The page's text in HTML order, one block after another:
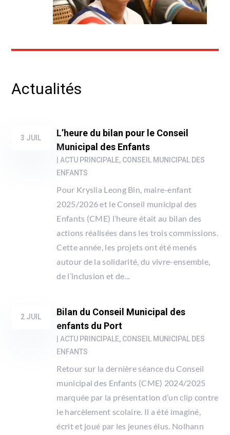
Actualités
L’heure du bilan pour le Conseil
Municipal des Enfants
3 JUIL
|ACTU PRINCIPALE, CONSEIL MUNICIPAL DES
ENFANTS
Pour Kryslia Leong Bin, maire-enfant
2025/2026 et le Conseil municipal des
Enfants (CME) l’heure était au bilan des
actions réalisées dans les trois commissions.
Cette année, les projets ont été menés
autour de la solidarité, du vivre-ensemble,
de l’inclusion et de...
Bilan du Conseil Municipal des
enfants du Port
2 JUIL
|ACTU PRINCIPALE, CONSEIL MUNICIPAL DES
ENFANTS
Retour sur la dernière séance du Conseil
municipal des Enfants (CME) 2024/2025
marquée par la présentation d’un clip contre
le harcèlement scolaire. Il a été imaginé,
écrit et joué par les jeunes élus. Nolhann